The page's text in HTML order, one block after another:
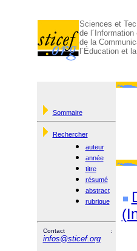
Sciences et
de l´Information
de la
l´Éducation et
Sommaire
Rechercher
auteur
année
titre
résumé
abstract
rubrique
Contact :
infos@sticef.org